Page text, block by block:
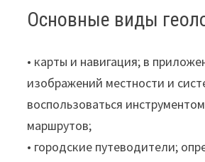
Основные виды
• карты и навигация; в
изображений местности и
воспользоваться
маршрутов;
• городские путеводители;